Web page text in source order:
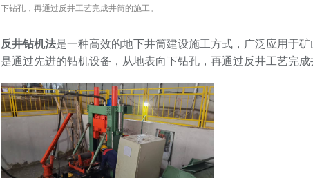
下钻孔，再通过反井工艺完成井筒的施工。
反井钻机法是一种高效的地下井筒建设施工方式，广泛应用于
是通过先进的钻机设备，从地表向下钻孔，再通过反井工艺完成